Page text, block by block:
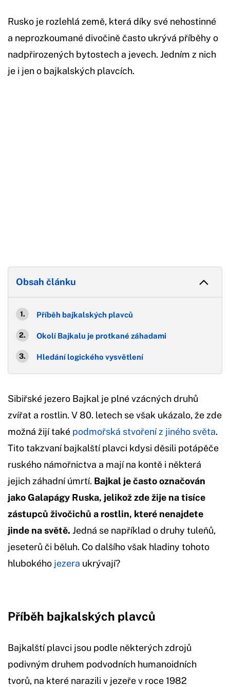
Rusko je rozlehlá země, která díky své nehostinné
a neprozkoumané divočině často ukrývá příběhy o
nadpřirozených bytostech a jevech. Jedním z nich
je i jen o bajkalských plavcích.
Obsah článku
Příběh bajkalských plavců
Okolí Bajkalu je protkané záhadami
Hledání logického vysvětlení
Sibiřské jezero Bajkal je plné vzácných druhů
zvířat a rostlin. V 80. letech se však ukázalo, že zde
možná žijí také podmořská stvoření z jiného světa.
Tito takzvaní bajkalští plavci kdysi děsili potápěče
ruského námořnictva a mají na kontě i některá
jejich záhadní úmrtí. Bajkal je často označován
jako Galapágy Ruska, jelikož zde žije na tisíce
zástupců živočichů a rostlin, které nenajdete
jinde na světě. Jedná se například o druhy tuleňů,
jeseterů či běluh. Co dalšího však hladiny tohoto
hlubokého jezera ukrývají?
Příběh bajkalských plavců
Bajkalští plavci jsou podle některých zdrojů
podivným druhem podvodních humanoidních
tvorů, na které narazili v jezeře v roce 1982